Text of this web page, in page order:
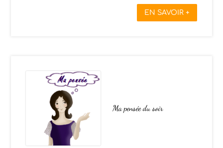
EN SAVOIR +
Ma pensée du soir